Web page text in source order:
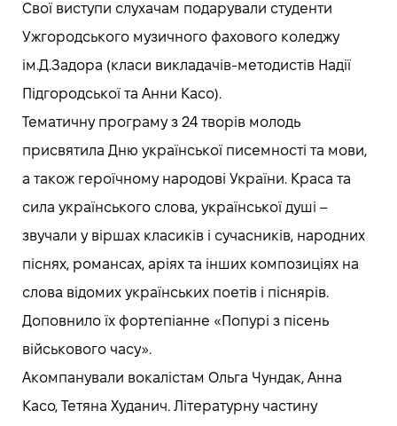
Свої виступи слухачам подарували студенти
Ужгородського музичного фахового коледжу
ім.Д.Задора (класи викладачів-методистів Надії
Підгородської та Анни Касо).
Тематичну програму з 24 творів молодь
присвятила Дню української писемності та мови,
а також героїчному народові України. Краса та
сила українського слова, української душі –
звучали у віршах класиків і сучасників, народних
піснях, романсах, аріях та інших композиціях на
слова відомих українських поетів і піснярів.
Доповнило їх фортепіанне «Попурі з пісень
військового часу».
Акомпанували вокалістам Ольга Чундак, Анна
Касо, Тетяна Худанич. Літературну частину